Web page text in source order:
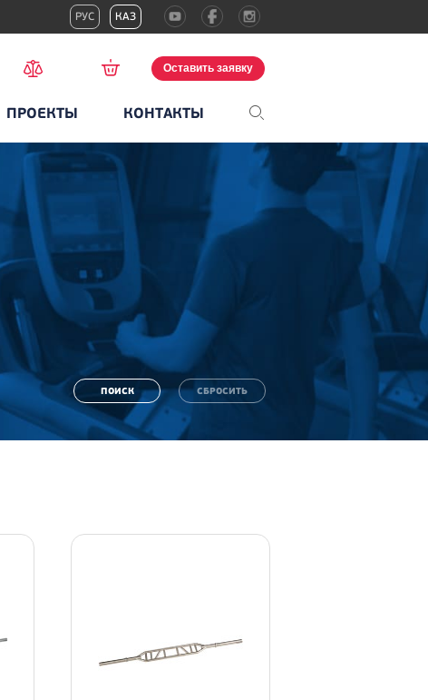
РУС КАЗ
Оставить заявку
ПРОЕКТЫ КОНТАКТЫ